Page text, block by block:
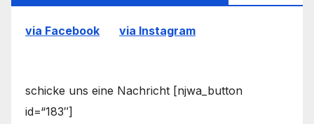
via Facebook via Instagram
schicke uns eine Nachricht [njwa_button
id=“183″]